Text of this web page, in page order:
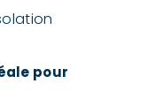
pour